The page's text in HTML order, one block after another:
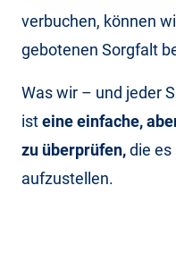
verbuchen, können
gebotenen Sorgfalt
Was wir – und jeder
isteine einfache,
zu überprüfen,die es
aufzustellen.